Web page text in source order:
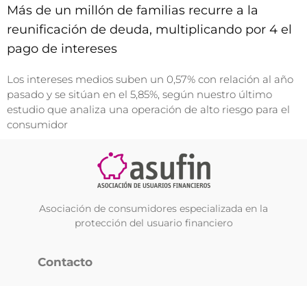
Más de un millón de familias recurre a la
reunificación de deuda, multiplicando por 4 el
pago de intereses
Los intereses medios suben un 0,57% con relación al año
pasado y se sitúan en el 5,85%, según nuestro último
estudio que analiza una operación de alto riesgo para el
consumidor
Asociación de consumidores especializada en la
protección del usuario financiero
Contacto